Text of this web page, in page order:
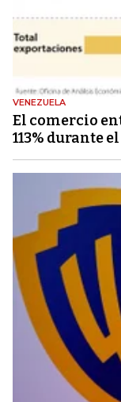
VENEZUELA
El comercio
113% durante